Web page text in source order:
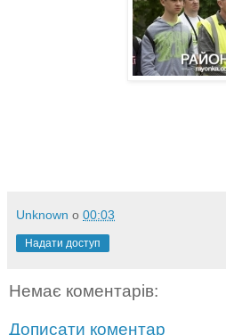
Unknown о 00:03
Надати доступ
Немає коментарів:
Дописати коментар